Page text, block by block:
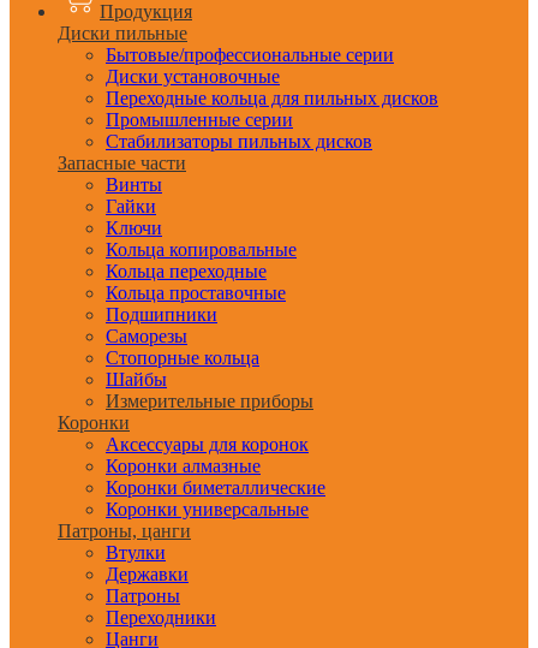
Продукция
Диски пильные
Бытовые/профессиональные серии
Диски установочные
Переходные кольца для пильных дисков
Промышленные серии
Стабилизаторы пильных дисков
Запасные части
Винты
Гайки
Ключи
Кольца копировальные
Кольца переходные
Кольца проставочные
Подшипники
Саморезы
Стопорные кольца
Шайбы
Измерительные приборы
Коронки
Аксессуары для коронок
Коронки алмазные
Коронки биметаллические
Коронки универсальные
Патроны, цанги
Втулки
Державки
Патроны
Переходники
Цанги